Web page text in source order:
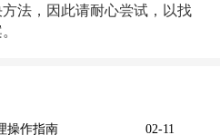
法，因此请耐心尝试，以找
操作指南 02-11